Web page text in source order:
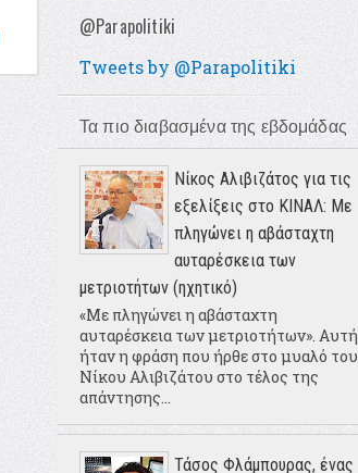
@Parapolitiki
Tweets by @Parapolitiki
Τα πιο διαβασμένα της εβδομάδας
Νίκος Αλιβιζάτος για τις
εξελίξεις στο ΚΙΝΑΛ: Με
πληγώνει η αβάσταχτη
αυταρέσκεια των
μετριοτήτων (ηχητικό)
«Με πληγώνει η αβάσταχτη
αυταρέσκεια των μετριοτήτων». Αυτή
ήταν η φράση που ήρθε στο μυαλό του
Νίκου Αλιβιζάτου στο τέλος της
απάντησης...
Τάσος Φλάμπουρας, ένας